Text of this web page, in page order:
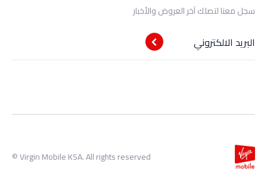
سجل معنا لتصلك آخر العروض والأخبار
البريد الالكتروني
Virgin Mobile KSA. All rights reserved ©